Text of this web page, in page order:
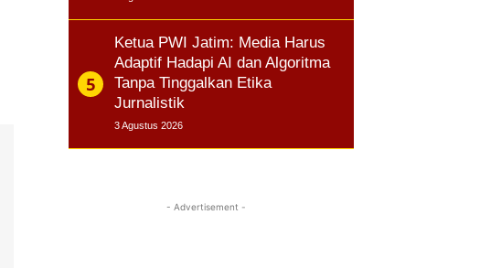
Ketua PWI Jatim: Media Harus
Adaptif Hadapi AI dan Algoritma
Tanpa Tinggalkan Etika
Jurnalistik
3 Agustus 2026
- Advertisement -